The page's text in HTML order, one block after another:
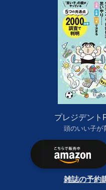
プレジデント
頭のいい子が
雑誌の予約